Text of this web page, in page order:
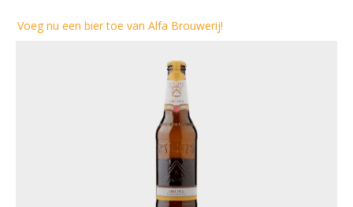
Voeg nu een bier toe van Alfa Brouwerij!